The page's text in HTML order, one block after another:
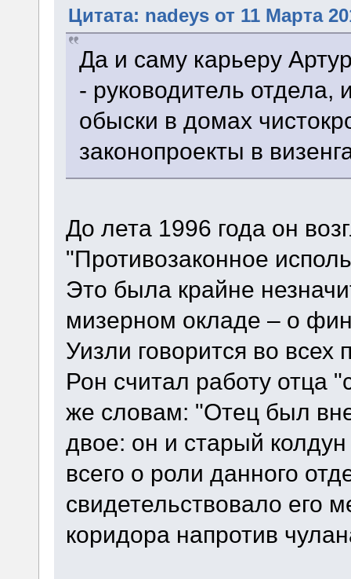
Цитата: nadeys от 11 Марта
Да и саму карьеру
- руководитель отдела,
обыски в домах
законопроекты в
До лета 1996 года он
"Противозаконное
Это была крайне
мизерном окладе – о
Уизли говорится во
Рон считал работу отца
же словам: "Отец был
двое: он и старый
всего о роли данного
свидетельствовало его
коридора напротив